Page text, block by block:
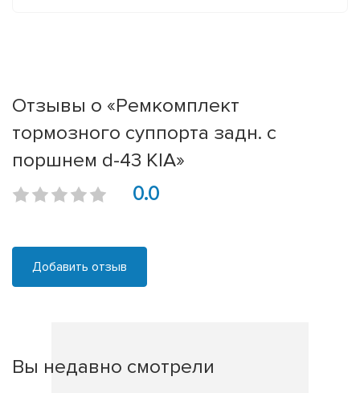
Отзывы о «Ремкомплект
тормозного суппорта задн. с
поршнем d-43 KIA»
0.0
Добавить отзыв
Вы недавно смотрели